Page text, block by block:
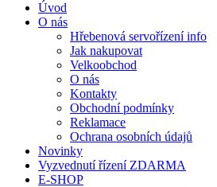
Úvod
O nás
Hřebenová servořízení info
Jak nakupovat
Velkoobchod
O nás
Kontakty
Obchodní podmínky
Reklamace
Ochrana osobních údajů
Novinky
Vyzvednutí řízení ZDARMA
E-SHOP